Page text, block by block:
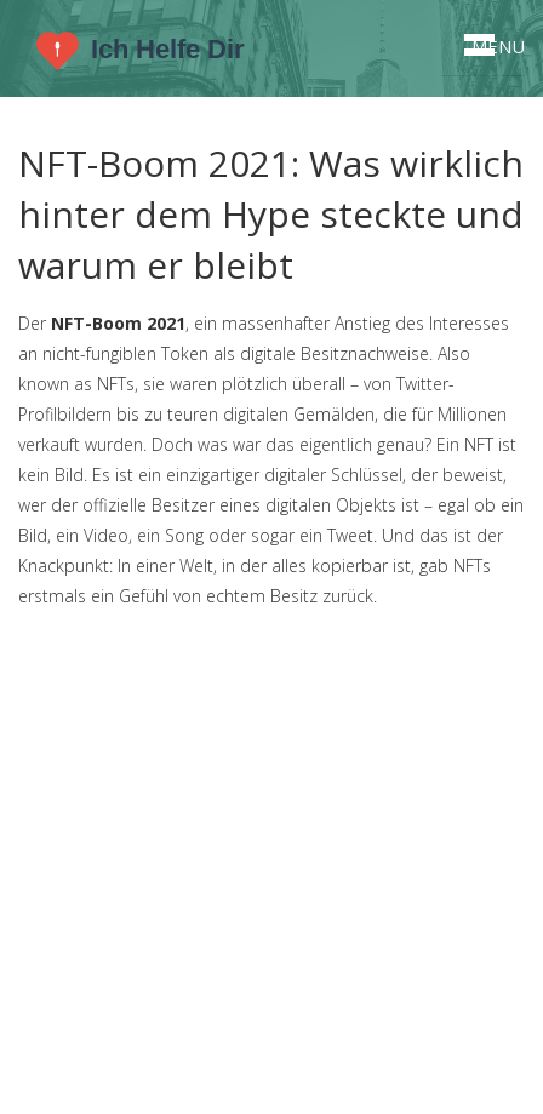
MENU
NFT-Boom 2021: Was wirklich
hinter dem Hype steckte und
warum er bleibt
Der NFT-Boom 2021, ein massenhafter Anstieg des Interesses
an nicht-fungiblen Token als digitale Besitznachweise. Also
known as NFTs, sie waren plötzlich überall – von Twitter-
Profilbildern bis zu teuren digitalen Gemälden, die für Millionen
verkauft wurden. Doch was war das eigentlich genau? Ein NFT ist
kein Bild. Es ist ein einzigartiger digitaler Schlüssel, der beweist,
wer der offizielle Besitzer eines digitalen Objekts ist – egal ob ein
Bild, ein Video, ein Song oder sogar ein Tweet. Und das ist der
Knackpunkt: In einer Welt, in der alles kopierbar ist, gab NFTs
erstmals ein Gefühl von echtem Besitz zurück.